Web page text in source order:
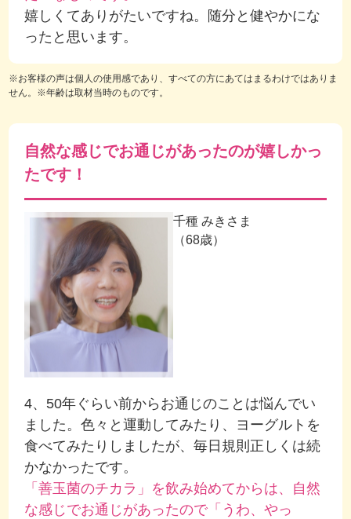
嬉しくてありがたいですね。随分と健やかにな
ったと思います。
※お客様の声は個人の使用感であり、すべての方にあてはまるわけではありま
せん。※年齢は取材当時のものです。
自然な感じでお通じがあったのが嬉しかっ
たです！
千種 みきさま
（68歳）
4、50年ぐらい前からお通じのことは悩んでい
ました。色々と運動してみたり、ヨーグルトを
食べてみたりしましたが、毎日規則正しくは続
かなかったです。
「善玉菌のチカラ」を飲み始めてからは、自然
な感じでお通じがあったので「うわ、やっ